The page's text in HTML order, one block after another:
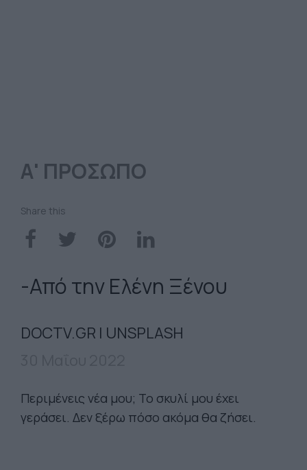
Α' ΠΡΟΣΩΠΟ
Share this
-Από την Ελένη Ξένου
DOCTV.GR | UNSPLASH
Περιμένεις νέα μου; Το σκυλί μου έχει
γεράσει. Δεν ξέρω πόσο ακόμα θα ζήσει.